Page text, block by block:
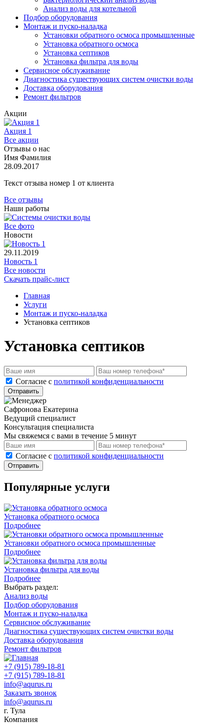
Анализ воды для котельной
Подбор оборудования
Монтаж и пуско-наладка
Установки обратного осмоса промышленные
Установка обратного осмоса
Установка септиков
Установка фильтра для воды
Сервисное обслуживание
Диагностика существующих систем очистки воды
Доставка оборудования
Ремонт фильтров
Акции
Акция 1
Все акции
Отзывы о нас
Имя Фамилия
28.09.2017
Текст отзыва номер 1 от клиента
Все отзывы
Наши работы
Все фото
Новости
29.11.2019
Новость 1
Все новости
Скачать прайс-лист
Главная
Услуги
Монтаж и пуско-наладка
Установка септиков
Установка септиков
Cогласие с политикой конфиденциальности
Отправить
Сафронова Екатерина
Ведущий специалист
Консультация специалиста
Мы свяжемся с вами в течение 5 минут
Cогласие с политикой конфиденциальности
Отправить
Популярные услуги
Установка обратного осмоса
Подробнее
Установки обратного осмоса промышленные
Подробнее
Установка фильтра для воды
Подробнее
Выбрать раздел:
Анализ воды
Подбор оборудования
Монтаж и пуско-наладка
Сервисное обслуживание
Диагностика существующих систем очистки воды
Доставка оборудования
Ремонт фильтров
+7 (915) 789-18-81
+7 (915) 789-18-81
info@aqurus.ru
Заказать звонок
info@aqurus.ru
г. Тула
Компания